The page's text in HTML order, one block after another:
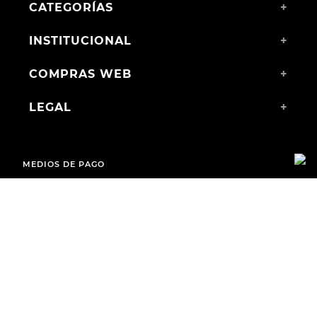
CATEGORÍAS +
INSTITUCIONAL +
COMPRAS WEB +
LEGAL +
MEDIOS DE PAGO